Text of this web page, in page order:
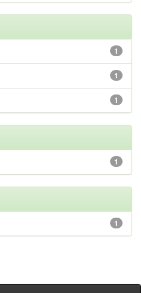
1
1
1
1
1